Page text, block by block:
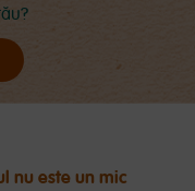
nu este un mic